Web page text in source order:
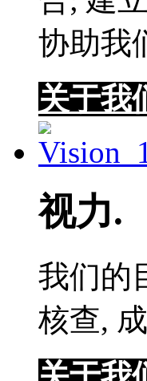
协助我
关于我
视力.
我们的
核查,